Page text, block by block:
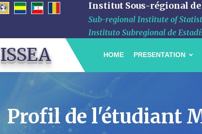
Institut Sous-régional
Sub-regional Institute of
Instituto Subregional de
ISSEA HOME PRESENTATION
Profil de l'étudiant